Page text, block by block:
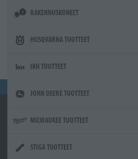
RAKENNUSKONEET
HUSQVARNA TUOTTEET
IKH TUOTTEET
JOHN DEERE TUOTTEET
MILWAUKEE TUOTTEET
STIGA TUOTTEET